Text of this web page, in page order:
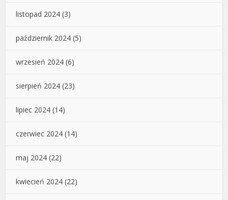
listopad 2024 (3)
październik 2024 (5)
wrzesień 2024 (6)
sierpień 2024 (23)
lipiec 2024 (14)
czerwiec 2024 (14)
maj 2024 (22)
kwiecień 2024 (22)